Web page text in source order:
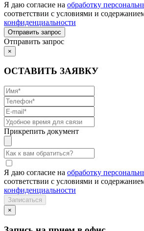
Я даю согласие на обработку
соответствии с условиями и
конфиденциальности
Отправить запрос
×
ОСТАВИТЬ ЗАЯВКУ
Прикрепить документ
Я даю согласие на обработку
соответствии с условиями и
конфиденциальности
×